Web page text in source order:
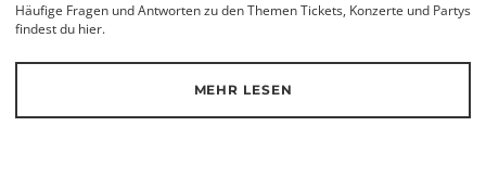
Häufige Fragen und Antworten zu den Themen Tickets, Konzerte und Partys
findest du hier.
MEHR LESEN